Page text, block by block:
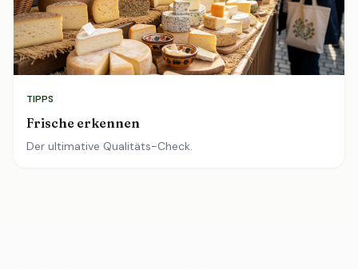
TIPPS
Frische erkennen
Der ultimative Qualitäts-Check.